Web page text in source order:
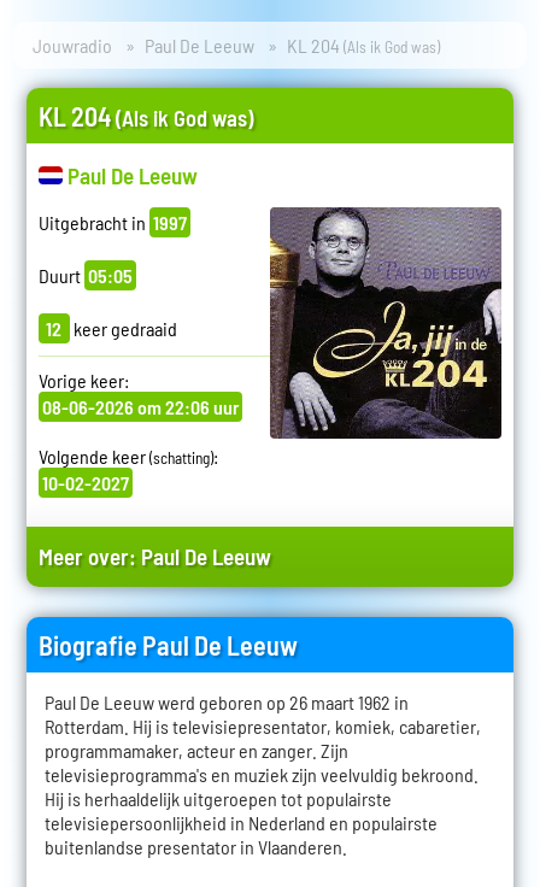
Jouwradio Paul De Leeuw KL 204(Als ik God was)
KL 204(Als ik God was)
Paul De Leeuw
Uitgebracht in 1997
Duurt 05:05
12 keer gedraaid
Vorige keer:
08-06-2026 om 22:06 uur
Volgende keer(schatting):
10-02-2027
Meer over: Paul De Leeuw
Biografie Paul De Leeuw
Paul De Leeuw werd geboren op 26 maart 1962 in
Rotterdam. Hij is televisiepresentator, komiek, cabaretier,
programmamaker, acteur en zanger. Zijn
televisieprogramma's en muziek zijn veelvuldig bekroond.
Hij is herhaaldelijk uitgeroepen tot populairste
televisiepersoonlijkheid in Nederland en populairste
buitenlandse presentator in Vlaanderen.